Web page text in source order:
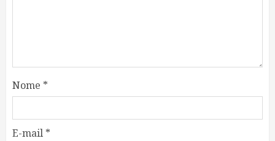
Nome *
E-mail *